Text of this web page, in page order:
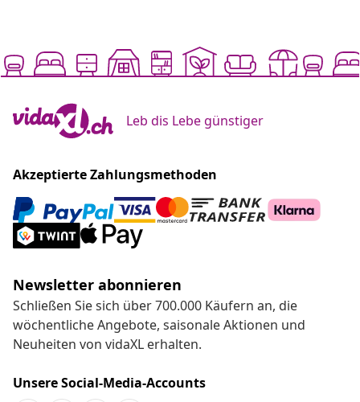
Leb dis Lebe günstiger
Akzeptierte Zahlungsmethoden
Newsletter abonnieren
Schließen Sie sich über 700.000 Käufern an, die
wöchentliche Angebote, saisonale Aktionen und
Neuheiten von vidaXL erhalten.
Unsere Social-Media-Accounts